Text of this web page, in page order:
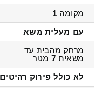
מקומה 1
עם מעלית משא
מרחק מהבית עד
משאית 7מטר
לא כולל פירוק רהיטים